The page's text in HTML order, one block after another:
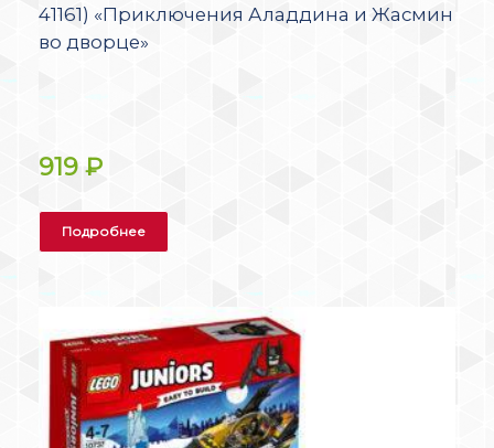
41161) «Приключения Аладдина и Жасмин
во дворце»
919 ₽
Подробнее